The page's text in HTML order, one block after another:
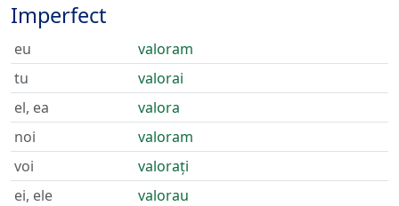
Imperfect
eu
valoram
tu
valorai
el, ea
valora
noi
valoram
voi
valorați
ei, ele
valorau